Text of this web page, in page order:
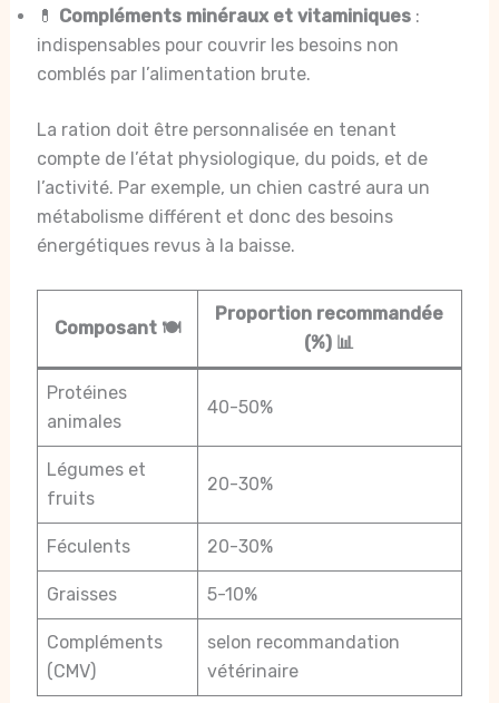
💊 Compléments minéraux et vitaminiques:
indispensables pour couvrir les besoins non
comblés par l’alimentation brute.
La ration doit être personnalisée en tenant
compte de l’état physiologique, du poids, et de
l’activité. Par exemple, un chien castré aura un
métabolisme différent et donc des besoins
énergétiques revus à la baisse.
Composant 🍽️
Proportion recommandée
(%) 📊
Protéines
animales
40-50%
Légumes et
fruits
20-30%
Féculents 20-30%
Graisses 5-10%
Compléments
(CMV)
selon recommandation
vétérinaire